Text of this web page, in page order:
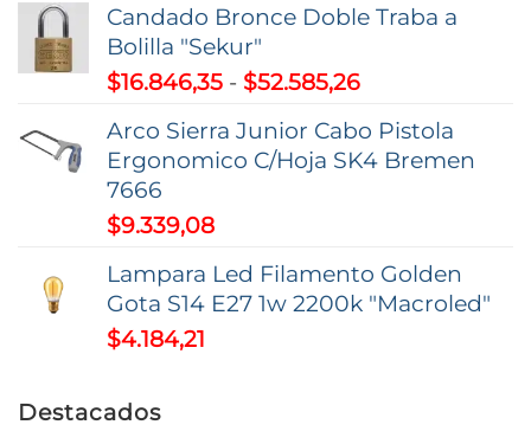
precios:
desde
$7,74
hasta
$9,37
Candado Bronce Doble Traba a
Bolilla "Sekur"
$16.846,35 - $52.585,26Rango
precios:
desde
$52.585,26
Arco Sierra Junior Cabo Pistola
Ergonomico C/Hoja SK4 Bremen
7666
$9.339,08
Lampara Led Filamento Golden
Gota S14 E27 1w 2200k "Macroled"
$4.184,21
Destacados